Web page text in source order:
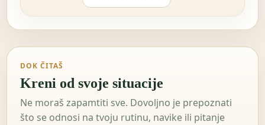
DOK ČITAŠ
Kreni od svoje situacije
Ne moraš zapamtiti sve. Dovoljno je prepoznati
što se odnosi na tvoju rutinu, navike ili pitanje